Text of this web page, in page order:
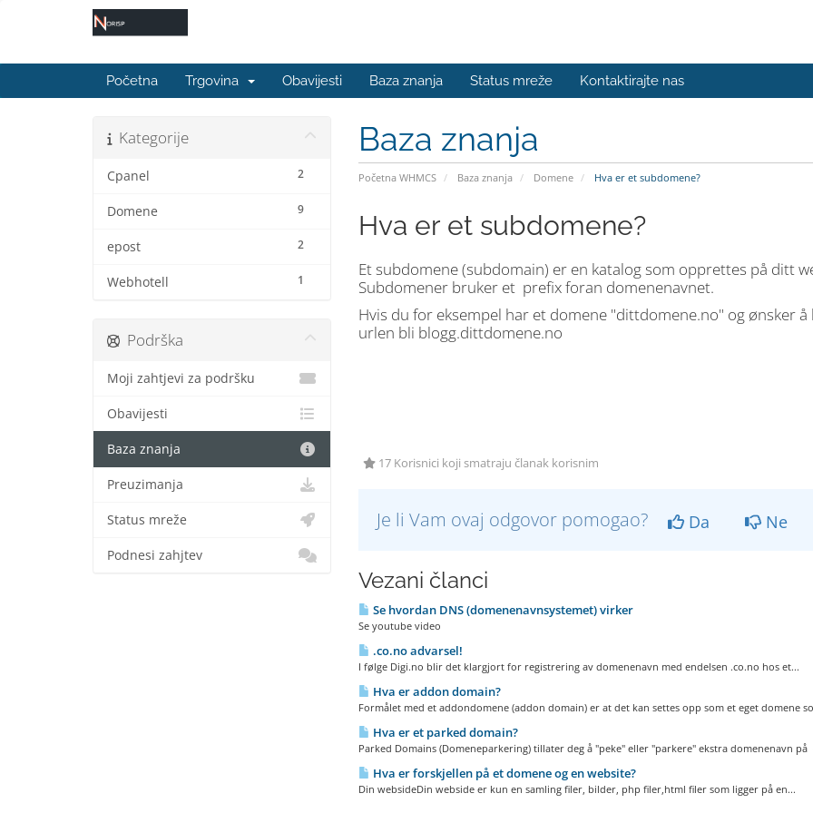
Početna Trgovina Obavijesti Baza znanja Status mreže Kontaktirajte nas
Baza znanja
Početna WHMCS Baza znanja Domene Hva er et subdomene?
Kategorije
2
Cpanel
9
Domene
2
epost
1
Webhotell
Hva er et subdomene?
Et subdomene (subdomain) er en katalog som opprettes på ditt
Subdomener bruker et prefix foran domenenavnet.
Hvis du for eksempel har et domene "dittdomene.no" og ønsker
urlen bli blogg.dittdomene.no
17 Korisnici koji smatraju članak korisnim
Je li Vam ovaj odgovor pomogao? Da Ne
Vezani članci
Se hvordan DNS (domenenavnsystemet) virker
Se youtube video
.co.no advarsel!
I følge Digi.no blir det klargjort for registrering av domenenavn med endelsen .co.no hos et...
Hva er addon domain?
Formålet med et addondomene (addon domain) er at det kan settes opp som et eget domene
Hva er et parked domain?
Parked Domains (Domeneparkering) tillater deg å "peke" eller "parkere" ekstra domenenavn på
Hva er forskjellen på et domene og en website?
Din websideDin webside er kun en samling filer, bilder, php filer,html filer som ligger på en...
Podrška
Moji zahtjevi za podršku
Obavijesti
Baza znanja
Preuzimanja
Status mreže
Podnesi zahjtev